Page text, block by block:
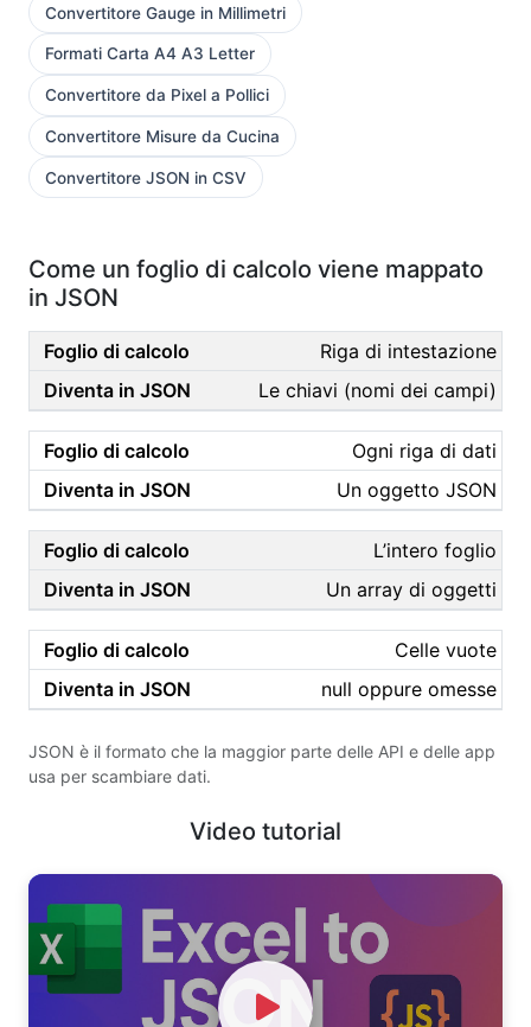
Convertitore Gauge in Millimetri
Formati Carta A4 A3 Letter
Convertitore da Pixel a Pollici
Convertitore Misure da Cucina
Convertitore JSON in CSV
Come un foglio di calcolo viene mappato
in JSON
Riga di intestazione
Le chiavi (nomi dei campi)
Ogni riga di dati
Un oggetto JSON
L’intero foglio
Un array di oggetti
Celle vuote
null oppure omesse
JSON è il formato che la maggior parte delle API e delle app
usa per scambiare dati.
Video tutorial